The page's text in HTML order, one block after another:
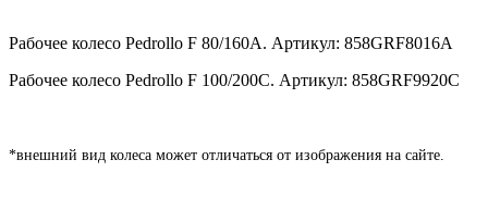
Рабочее колесо Pedrollo F 80/160А. Артикул: 858GRF8016A
Рабочее колесо Pedrollo F 100/200C. Артикул: 858GRF9920С
*внешний вид колеса может отличаться от изображения на сайте.